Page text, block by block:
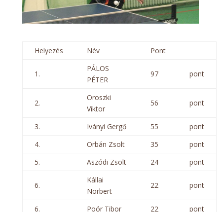
Helyezés Név Pont
1.
PÁLOS
PÉTER
97 pont
2.
Oroszki
Viktor
56 pont
3. Iványi Gergő 55
pont
4.
Orbán Zsolt 35
pont
5.
Aszódi Zsolt 24 pont
6.
Kállai
Norbert
22 pont
6. Poór Tibor 22 pont